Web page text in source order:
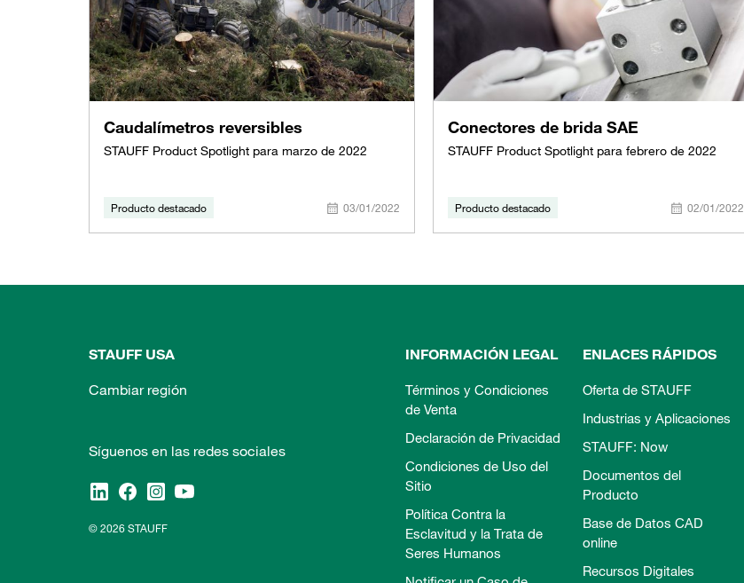
Caudalímetros reversibles
STAUFF Product Spotlight para marzo de 2022
Producto destacado 03/01/2022
Conectores de brida SAE
STAUFF Product Spotlight para febrero de 2022
Producto destacado 02/01/2022
STAUFF USA
Cambiar región
Síguenos en las redes sociales
© 2026 STAUFF
INFORMACIÓN LEGAL
Términos y Condiciones
de Venta
Declaración de Privacidad
Condiciones de Uso del
Sitio
Política Contra la
Esclavitud y la Trata de
Seres Humanos
ENLACES RÁPIDOS
Oferta de STAUFF
Industrias y Aplicaciones
STAUFF: Now
Documentos del
Producto
Base de Datos CAD
online
Recursos Digitales